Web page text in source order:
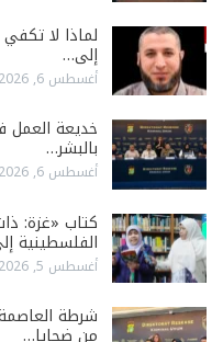
لماذا لا
إلى…
أغسطس 6, 2026
خديعة العمل
بالبشر…
أغسطس 6, 2026
كتاب «غزة:
الفلسطينية
أغسطس 5, 2026
شرطة